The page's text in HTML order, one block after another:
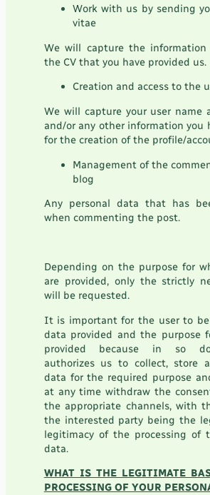
Work with us by sending
vitae
We will capture the
the CV that you have provided us.
Creation and access to the
We will capture your user name
and/or any other information you
for the creation of the profile/
Management of the
blog
Any personal data that has
when commenting the post.
Depending on the purpose for
are provided, only the strictly
will be requested.
It is important for the user to
data provided and the purpose
provided because in so
authorizes us to collect, store
data for the required purpose
at any time withdraw the
the appropriate channels, with
the interested party being the
legitimacy of the processing of
data.
WHAT IS THE LEGITIMATE
PROCESSING OF YOUR